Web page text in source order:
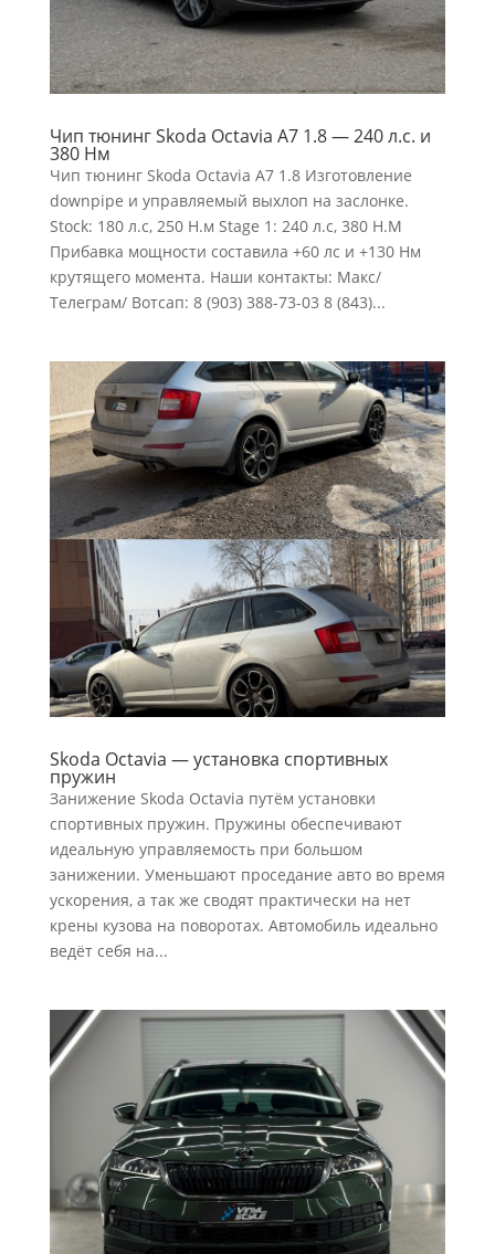
Чип тюнинг Skoda Octavia A7 1.8 — 240 л.с. и
380 Нм
Чип тюнинг Skoda Octavia A7 1.8 Изготовление
downpipe и управляемый выхлоп на заслонке.
Stock: 180 л.с, 250 Н.м Stage 1: 240 л.c, 380 H.M
Прибавка мощности составила +60 лс и +130 Нм
крутящего момента. Наши контакты: Макс/
Телеграм/ Вотсап: 8 (903) 388-73-03 8 (843)...
Skoda Octavia — установка спортивных
пружин
Занижение Skoda Octavia путём установки
спортивных пружин. Пружины обеспечивают
идеальную управляемость при большом
занижении. Уменьшают проседание авто во время
ускорения, а так же сводят практически на нет
крены кузова на поворотах. Автомобиль идеально
ведёт себя на...